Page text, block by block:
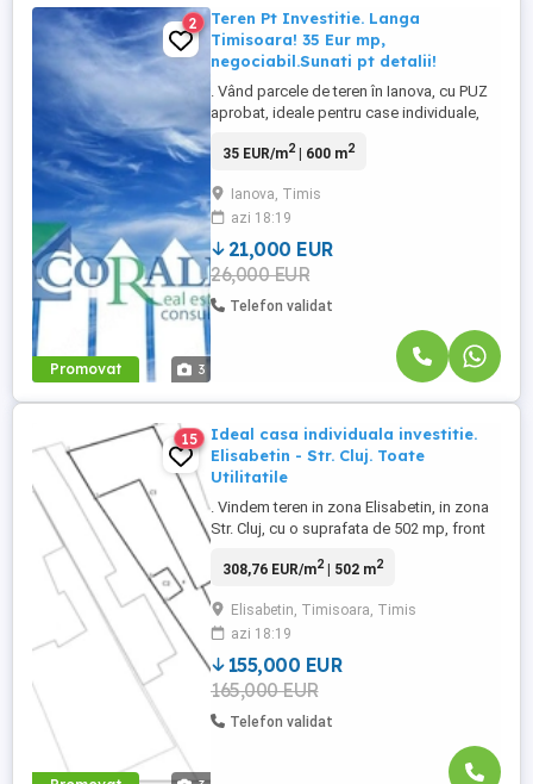
Promovat 3
2
Teren Pt Investitie. Langa
Timisoara! 35 Eur mp,
negociabil.Sunati pt detalii!
. Vând parcele de teren în Ianova, cu PUZ
aprobat, ideale pentru case individuale,
si 850 mp * front: intre 16 si 40 ml * acces:
utilități momentan - curentul va fi
disponibil in scurt timp. Aproape de
Timișoara, zonă ...
35 EUR/m2| 600 m2
Ianova, Timis
azi 18:19
21,000 EUR
26,000 EUR
Telefon validat
15
Ideal casa individuala investitie.
Elisabetin - Str. Cluj. Toate
Utilitatile
. Vindem teren in zona Elisabetin, in zona
Str. Cluj, cu o suprafata de 502 mp, front
el. Dispune de toate utilitatile bransate,
urbanism de infornare valabil. Pretul
solicitat este de 155.000 Eur, usor
negociabil. .
308,76 EUR/m2| 502 m2
Elisabetin, Timisoara, Timis
azi 18:19
155,000 EUR
165,000 EUR
Telefon validat